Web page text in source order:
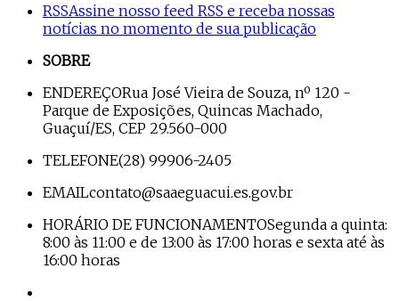
RSSAssine nosso feed RSS e receba nossas
notícias no momento de sua publicação
SOBRE
ENDEREÇORua José Vieira de Souza, nº 120 -
Parque de Exposições, Quincas Machado,
Guaçuí/ES, CEP 29.560-000
TELEFONE(28) 99906-2405
EMAILcontato@saaeguacui.es.gov.br
HORÁRIO DE FUNCIONAMENTOSegunda a quinta:
8:00 às 11:00 e de 13:00 às 17:00 horas e sexta até às
16:00 horas